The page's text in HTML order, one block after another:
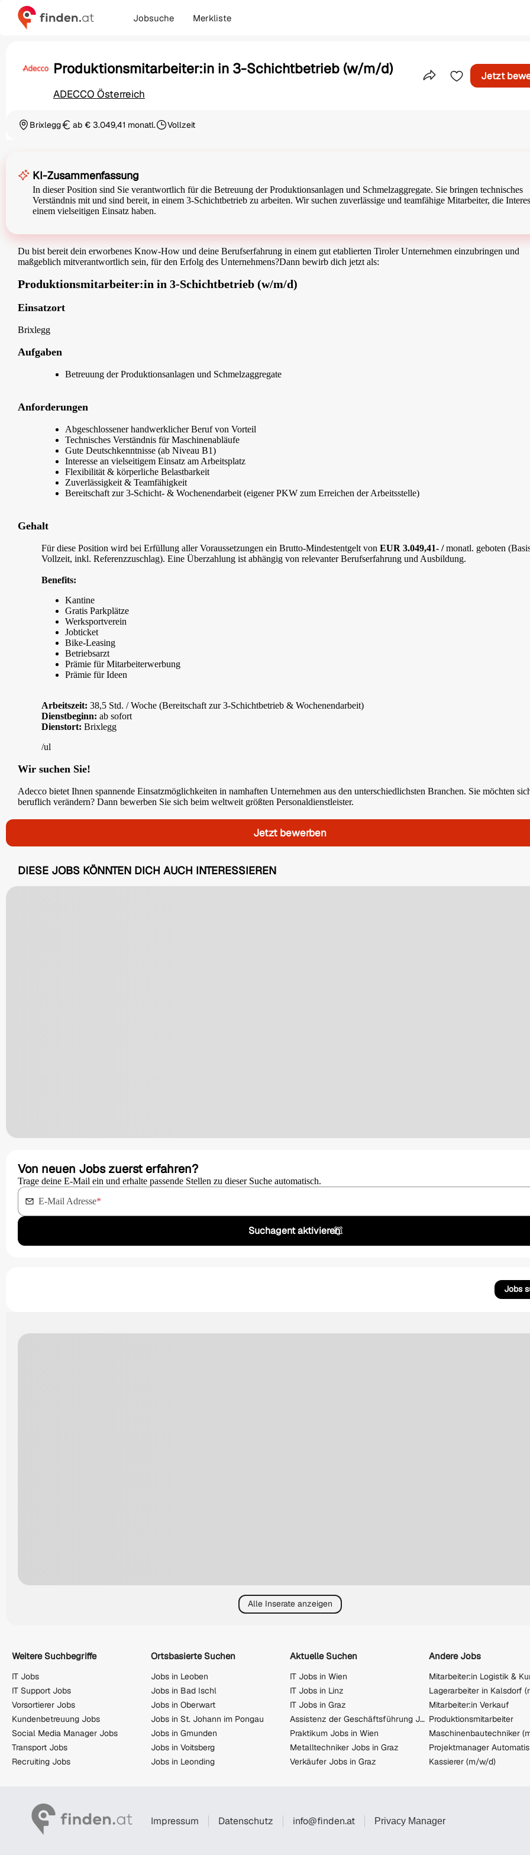
Jobsuche Merkliste
Produktionsmitarbeiter:in in 3-Schichtbetrieb (w/m/d)
ADECCO Österreich
Teile dieses Inserat
Jetzt
Ortschaft
BrixleggGehaltab € 3.049,41 monatl.Beschäftigungsart
Vollzeit
KI-Zusammenfassung
In dieser Position sind Sie verantwortlich für die Betreuung der Produktionsanlagen und Schmelzaggregate. Sie bringen technisches
Verständnis mit und sind bereit, in einem 3-Schichtbetrieb zu arbeiten. Wir suchen zuverlässige und teamfähige Mitarbeiter, die
einem vielseitigen Einsatz haben.
Du bist bereit dein erworbenes Know-How und deine Berufserfahrung in einem gut etablierten Tiroler Unternehmen einzubringen und
maßgeblich mitverantwortlich sein, für den Erfolg des Unternehmens?Dann bewirb dich jetzt als:
Produktionsmitarbeiter:in in 3-Schichtbetrieb (w/m/d)
Einsatzort
Brixlegg
Aufgaben
Betreuung der Produktionsanlagen und Schmelzaggregate
Anforderungen
Abgeschlossener handwerklicher Beruf von Vorteil
Technisches Verständnis für Maschinenabläufe
Gute Deutschkenntnisse (ab Niveau B1)
Interesse an vielseitigem Einsatz am Arbeitsplatz
Flexibilität & körperliche Belastbarkeit
Zuverlässigkeit & Teamfähigkeit
Bereitschaft zur 3-Schicht- & Wochenendarbeit (eigener PKW zum Erreichen der Arbeitsstelle)
Gehalt
Für diese Position wird bei Erfüllung aller Voraussetzungen ein Brutto-Mindestentgelt von EUR 3.049,41- /monatl. geboten
Vollzeit, inkl. Referenzzuschlag). Eine Überzahlung ist abhängig von relevanter Berufserfahrung und Ausbildung.
Benefits:
Kantine
Gratis Parkplätze
Werksportverein
Jobticket
Bike-Leasing
Betriebsarzt
Prämie für Mitarbeiterwerbung
Prämie für Ideen
Arbeitszeit: 38,5 Std. / Woche (Bereitschaft zur 3-Schichtbetrieb & Wochenendarbeit)
Dienstbeginn: ab sofort
Dienstort: Brixlegg
/ul
Wir suchen Sie!
Adecco bietet Ihnen spannende Einsatzmöglichkeiten in namhaften Unternehmen aus den unterschiedlichsten Branchen. Sie möchten
beruflich verändern? Dann bewerben Sie sich beim weltweit größten Personaldienstleister.
Jetzt bewerben
DIESE JOBS KÖNNTEN DICH AUCH INTERESSIEREN
Von neuen Jobs zuerst erfahren?
Trage deine E-Mail ein und erhalte passende Stellen zu dieser Suche automatisch.
E-Mail Adresse*
Suchagent aktivieren
Jobs
Alle Inserate anzeigen
Weitere Suchbegriffe
IT Jobs
IT Support Jobs
Vorsortierer Jobs
Kundenbetreuung Jobs
Social Media Manager Jobs
Transport Jobs
Recruiting Jobs
Ortsbasierte Suchen
Jobs in Leoben
Jobs in Bad Ischl
Jobs in Oberwart
Jobs in St. Johann im Pongau
Jobs in Gmunden
Jobs in Voitsberg
Jobs in Leonding
Aktuelle Suchen
IT Jobs in Wien
IT Jobs in Linz
IT Jobs in Graz
Assistenz der Geschäftsführung Jobs in Linz
Praktikum Jobs in Wien
Metalltechniker Jobs in Graz
Verkäufer Jobs in Graz
Andere Jobs
Lagerarbeiter in Kalsdorf
Mitarbeiter:in Verkauf
Produktionsmitarbeiter
Kassierer (m/w/d)
Impressum Datenschutz info@finden.at Privacy Manager